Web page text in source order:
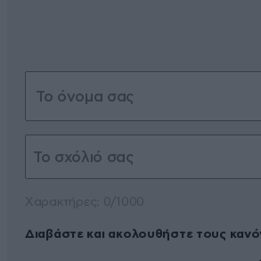
Διαβάστε και ακολουθήστε τους